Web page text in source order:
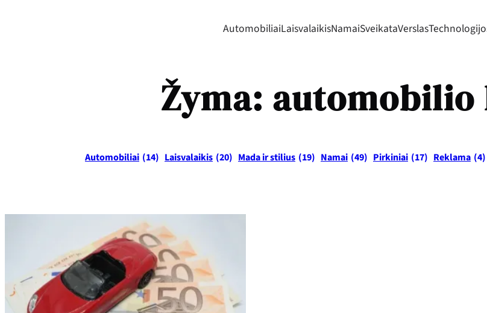
AutomobiliaiLaisvalaikisNamaiSveikataVerslas
Žyma: automobilio
Automobiliai (14) Laisvalaikis (20) Mada ir stilius (19) Namai (49) Pirkiniai (17) Reklama (4)